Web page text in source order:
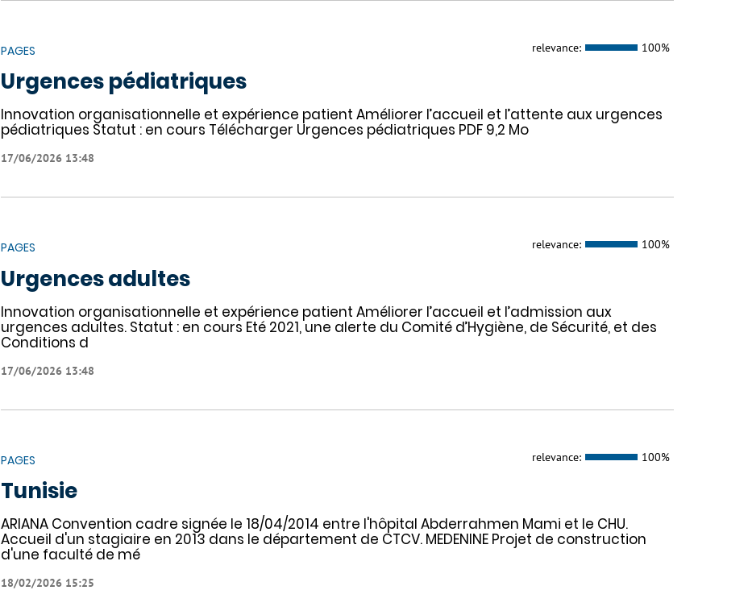
PAGES relevance: 100%
Urgences pédiatriques
Innovation organisationnelle et expérience patient Améliorer l’accueil et l’attente aux urgences
pédiatriques Statut : en cours Télécharger Urgences pédiatriques PDF 9,2 Mo
17/06/2026 13:48
PAGES relevance: 100%
Urgences adultes
Innovation organisationnelle et expérience patient Améliorer l’accueil et l’admission aux
urgences adultes. Statut : en cours Eté 2021, une alerte du Comité d’Hygiène, de Sécurité, et des
Conditions d
17/06/2026 13:48
PAGES relevance: 100%
Tunisie
ARIANA Convention cadre signée le 18/04/2014 entre l'hôpital Abderrahmen Mami et le CHU.
Accueil d'un stagiaire en 2013 dans le département de CTCV. MEDENINE Projet de construction
d'une faculté de mé
18/02/2026 15:25